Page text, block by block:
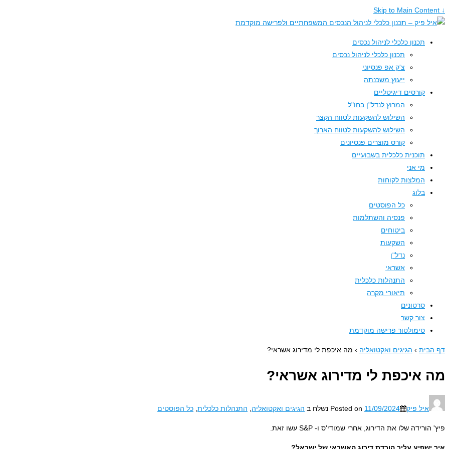
↓ Skip to Main Content
תכנון כלכלי לניהול נכסים
תכנון כלכלי לניהול נכסים
צ'ק אפ פנסיוני
ייעוץ משכנתה
קורסים דיגיטליים
המרוץ לנדל"ן בחו"ל
השילוש להשקעות לטווח הקצר
השילוש להשקעות לטווח הארוך
קורס מוצרים פנסיונים
תוכנית כלכלית בשבועיים
מי אני
המלצות לקוחות
בלוג
כל הפוסטים
פנסיה והשתלמות
ביטוחים
השקעות
נדל"ן
אשראי
התנהלות כלכלית
תיאורי מקרה
סרטונים
צור קשר
סימולטור פרישה מוקדמת
דף הבית › הגיגים ואקטואליה › מה איכפת לי מדירוג אשראי?
מה איכפת לי מדירוג אשראי?
איל פיק Posted on 11/09/2024 נשלח ב הגיגים ואקטואליה התנהלות כלכלית כל הפוסטים
פיץ' הורידה שלו את הדירוג, אחרי שמודי'ס ו- S&P עשו זאת.
איך ישפיע עליך הורדת דירוג האשראי של ישראל?